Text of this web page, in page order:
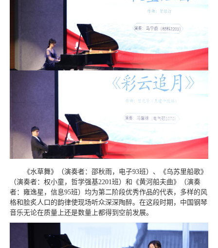
《水草舞》（演奏者：邵秋雨，电子93班）、《乌苏里船歌》
（演奏者：权小童，哲学强基2201班）和《黄河船夫曲》（演奏
者：雍逸星，信息95班）均为第二阶段优秀作品的代表，多样的风
格和脍炙人口的韵律使现场听众深深陶醉。在这段时期，中国钢琴
音乐无论在质量上还是数量上都得到空前发展。